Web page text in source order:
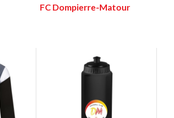
FC Dompierre-Matour